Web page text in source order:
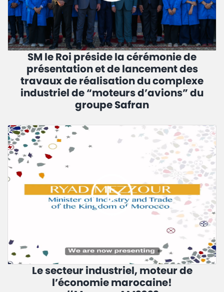
SM le Roi préside la cérémonie de
présentation et de lancement des
travaux de réalisation du complexe
industriel de “moteurs d’avions” du
groupe Safran
Le secteur industriel, moteur de
l’économie marocaine!